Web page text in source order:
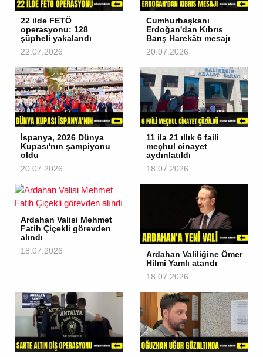
22 ilde FETÖ
operasyonu: 128
şüpheli yakalandı
22.07.2026
Cumhurbaşkanı
Erdoğan'dan Kıbrıs
Barış Harekâtı mesajı
20.07.2026
İspanya, 2026 Dünya
Kupası'nın şampiyonu
oldu
20.07.2026
11 ila 21 ıllık 6 faili
meçhul cinayet
aydınlatıldı
18.07.2026
Ardahan Valisi Mehmet
Fatih Çiçekli görevden
alındı
18.07.2026
Ardahan Valiliğine Ömer
Hilmi Yamlı atandı
18.07.2026